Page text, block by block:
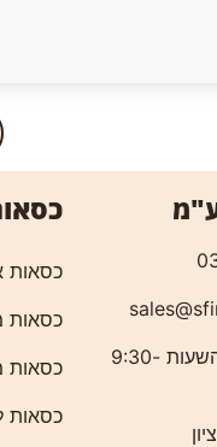
הגעה בתיאום מראש בימים א'-ה' בין השעות 9:30-
כסאות
כסאות
כסאות
כסאות